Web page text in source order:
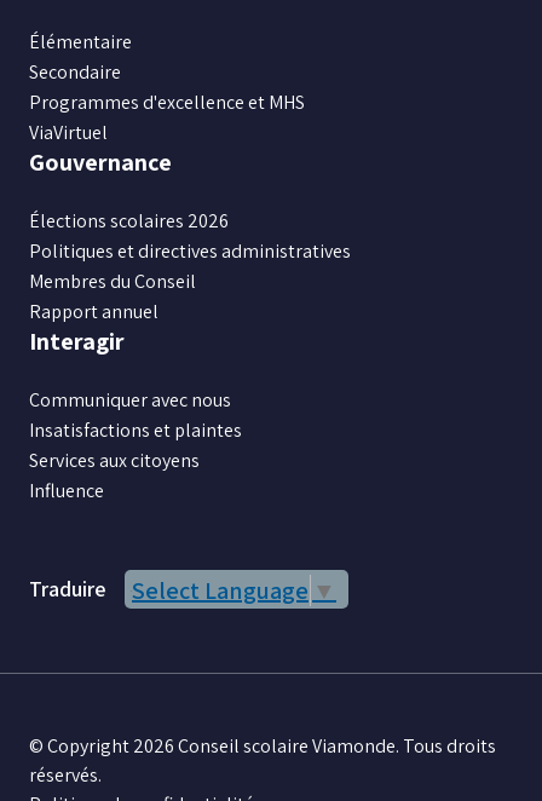
Élémentaire
Secondaire
Programmes d'excellence et MHS
ViaVirtuel
Gouvernance
Élections scolaires 2026
Politiques et directives administratives
Membres du Conseil
Rapport annuel
Interagir
Communiquer avec nous
Insatisfactions et plaintes
Services aux citoyens
Influence
Traduire Select Language ▼
© Copyright 2026 Conseil scolaire Viamonde. Tous droits
réservés.